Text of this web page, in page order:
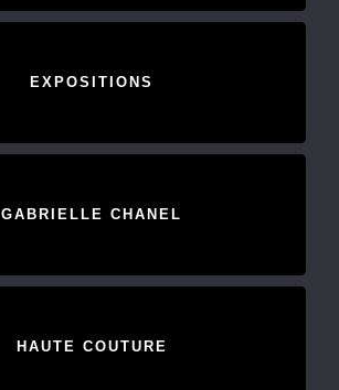
EXPOSITIONS
GABRIELLE CHANEL
HAUTE COUTURE